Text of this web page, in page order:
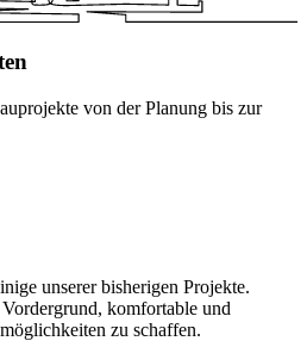
von der Planung bis zur
unserer bisherigen Projekte.
komfortable und
zu schaffen.